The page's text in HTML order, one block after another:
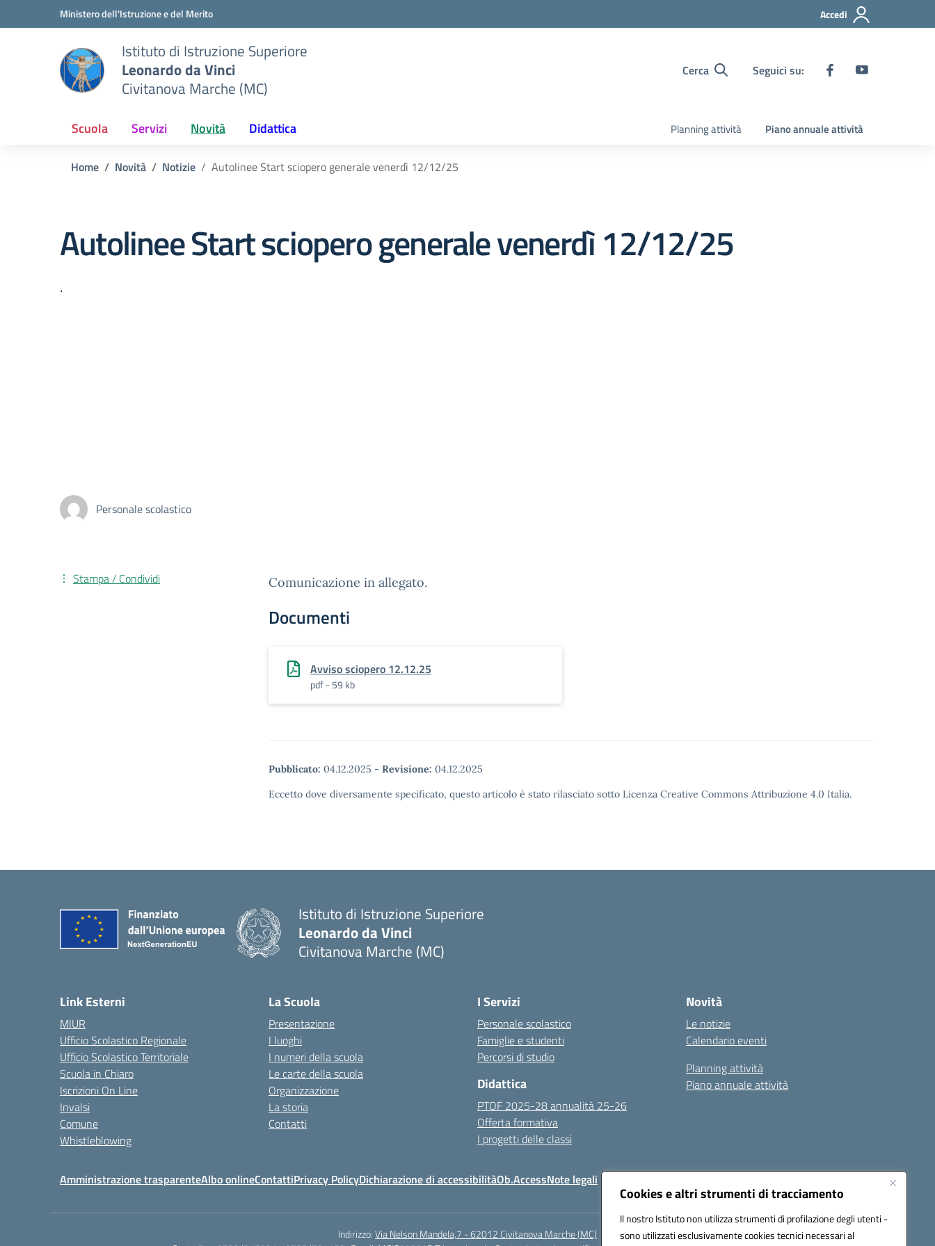
Cookies e altri strumenti di tracciamento
Il nostro Istituto non utilizza strumenti di profilazione degli utenti -
sono utilizzati esclusivamente cookies tecnici necessari al
Vai ai contenuti
Vai al menu di navigazioneMinistero dell'Istruzione e del Merito Accedi
Istituto di Istruzione Superiore
Leonardo da Vinci
Civitanova Marche (MC)
Cerca Seguici su:
Scuola Servizi Novità Didattica Planning attività Piano annuale attività
Home Novità Notizie Autolinee Start sciopero generale venerdì 12/12/25
Autolinee Start sciopero generale venerdì 12/12/25
.
Personale scolastico
Comunicazione in allegato.
Documenti
Avviso sciopero 12.12.25
pdf - 59 kb
Pubblicato: 04.12.2025 - Revisione: 04.12.2025
Eccetto dove diversamente specificato, questo articolo è stato rilasciato sotto Licenza Creative Commons Attribuzione 4.0 Italia.
Stampa / Condividi
Istituto di Istruzione Superiore
Leonardo da Vinci
Civitanova Marche (MC)
Link Esterni
MIUR
Ufficio Scolastico Regionale
Ufficio Scolastico Territoriale
Scuola in Chiaro
Iscrizioni On Line
Invalsi
Comune
Whistleblowing
La Scuola
Presentazione
I luoghi
I numeri della scuola
Le carte della scuola
Organizzazione
La storia
Contatti
I Servizi
Personale scolastico
Famiglie e studenti
Percorsi di studio
Didattica
PTOF 2025-28 annualità 25-26
Offerta formativa
I progetti delle classi
Novità
Le notizie
Calendario eventi
Planning attività
Piano annuale attività
Amministrazione trasparenteAlbo onlineContattiPrivacy PolicyDichiarazione di accessibilitàOb.AccessNote legali Seguici su:
Indirizzo:Via Nelson Mandela,7 - 62012 Civitanova Marche (MC)